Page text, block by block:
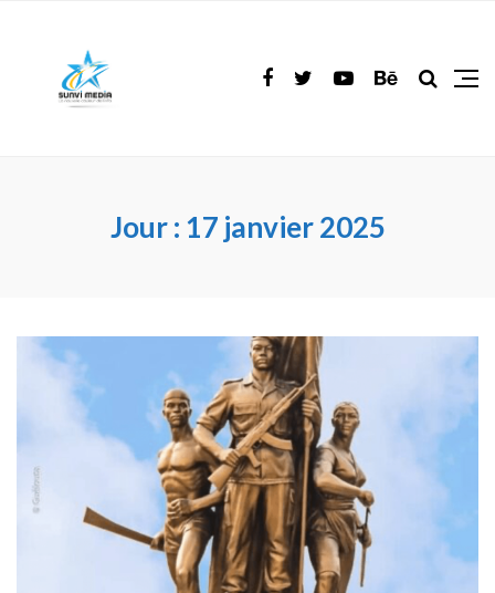
Jour : 17 janvier 2025